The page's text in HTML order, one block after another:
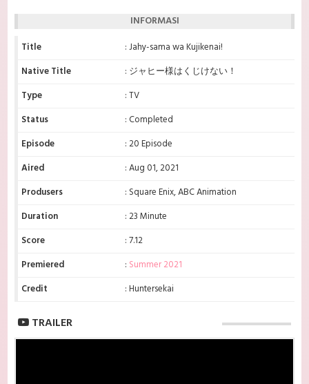
INFORMASI
Title
: Jahy-sama wa Kujikenai!
Native Title
: ジャヒー様はくじけない！
Type
: TV
Status
: Completed
Episode
: 20 Episode
Aired
: Aug 01, 2021
Produsers
: Square Enix, ABC Animation
Duration
: 23 Minute
Score
: 7.12
Premiered
: Summer 2021
Credit
: Huntersekai
TRAILER